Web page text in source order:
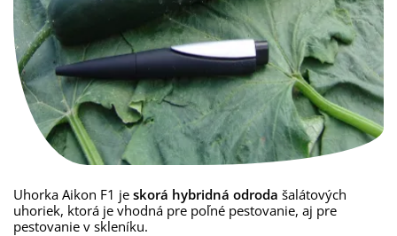
Uhorka Aikon F1 je skorá hybridná odroda šalátových
uhoriek, ktorá je vhodná pre poľné pestovanie, aj pre
pestovanie v skleníku.